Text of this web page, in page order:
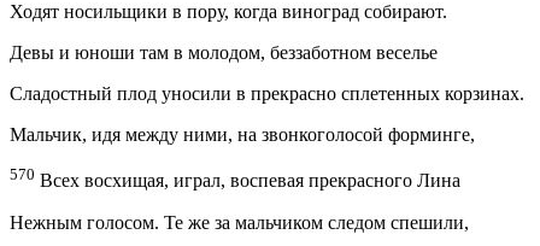
Ходят носильщики в пору, когда виноград собирают.
Девы и юноши там в молодом, беззаботном веселье
Сладостный плод уносили в прекрасно сплетенных корзинах.
Мальчик, идя между ними, на звонкоголосой форминге,
570 Всех восхищая, играл, воспевая прекрасного Лина
Нежным голосом. Те же за мальчиком следом спешили,